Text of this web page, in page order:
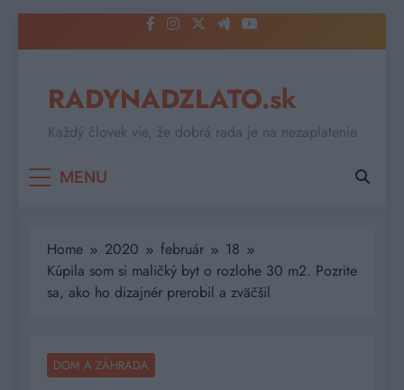
to
RADYNADZLATO.sk
Každý človek vie, že dobrá rada je na nezaplatenie
MENU
Home 2020 február
18
Kúpila som si maličký byt o rozlohe 30 m2. Pozrite
sa, ako ho dizajnér prerobil a zväčšil
DOM A ZÁHRADA